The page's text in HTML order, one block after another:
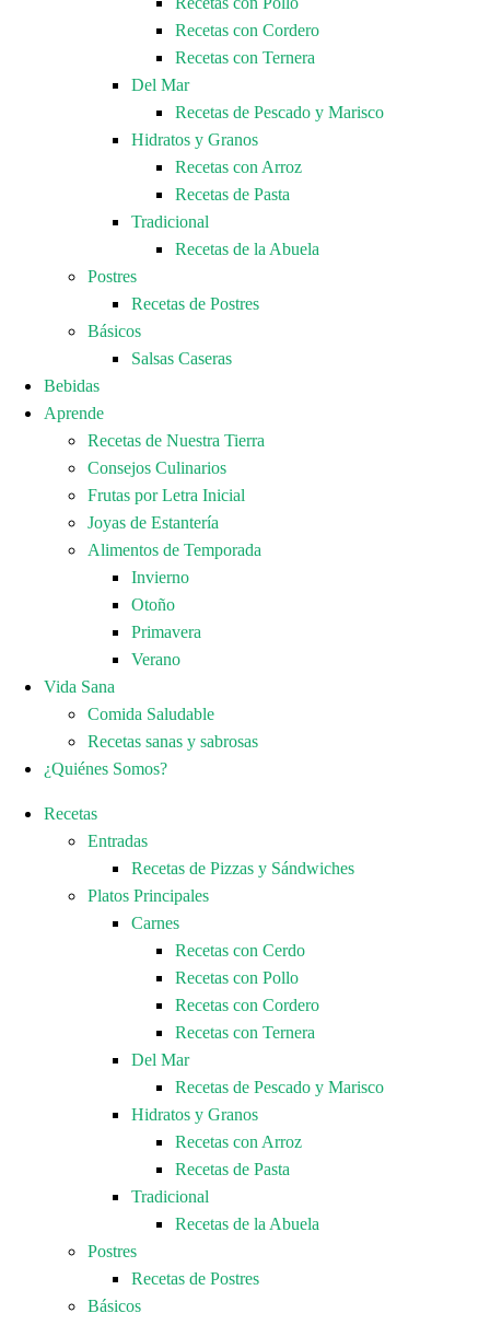
Recetas con Cordero
Recetas con Ternera
Del Mar
Recetas de Pescado y Marisco
Hidratos y Granos
Recetas con Arroz
Recetas de Pasta
Tradicional
Recetas de la Abuela
Postres
Recetas de Postres
Básicos
Salsas Caseras
Bebidas
Aprende
Recetas de Nuestra Tierra
Consejos Culinarios
Frutas por Letra Inicial
Joyas de Estantería
Alimentos de Temporada
Invierno
Otoño
Primavera
Verano
Vida Sana
Comida Saludable
Recetas sanas y sabrosas
¿Quiénes Somos?
Recetas
Entradas
Recetas de Pizzas y Sándwiches
Platos Principales
Carnes
Recetas con Cerdo
Recetas con Pollo
Recetas con Cordero
Recetas con Ternera
Del Mar
Recetas de Pescado y Marisco
Hidratos y Granos
Recetas con Arroz
Recetas de Pasta
Tradicional
Recetas de la Abuela
Postres
Recetas de Postres
Básicos